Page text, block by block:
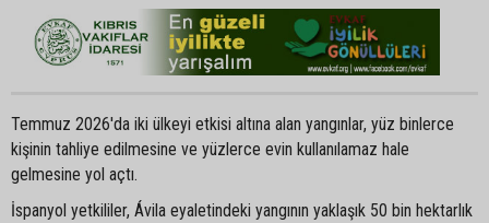
Temmuz 2026'da iki ülkeyi etkisi altına alan yangınlar, yüz binlerce
kişinin tahliye edilmesine ve yüzlerce evin kullanılamaz hale
gelmesine yol açtı.
İspanyol yetkililer, Ávila eyaletindeki yangının yaklaşık 50 bin hektarlık